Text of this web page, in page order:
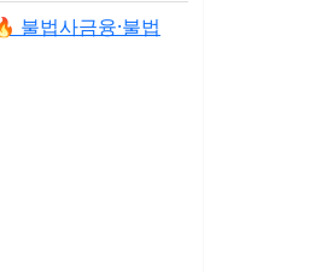
불법사금융·불법